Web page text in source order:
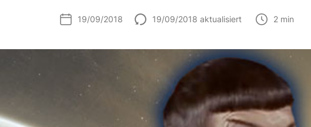
19/09/2018 19/09/2018 aktualisiert 2 min